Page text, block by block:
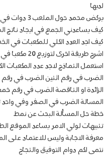
لديها
يركض محمد حول الملعب 3 دوات في اليوم فكم دورة يركض في يومين
كيف يساعدني الجمع في ايجاد ناتج
كيف اجد العدد الكلي للمكعبات في الخطوة 3 من
اشرح طريقة اخرى لتوزيع 20 مكعبا في مجموعات متساوية
استعمل النماذج لاجد عدد المكعبات
الضرب في رقم اثنين الضرب في رقم
الزائدة او الناقصة الضرب في
المسالة الضرب في الصفر وفي
خطة حل المسألة البحث عن نمط
تنبيهات لولي الامر يساعد الموقع
معرفة الاجابة وليس للاعتماد على
نتمى لكم دوام التوفيق والنجاح